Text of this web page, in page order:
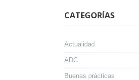
CATEGORÍAS
Actualidad
ADC
Buenas prácticas